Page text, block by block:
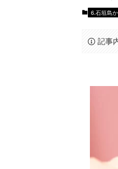
6.石垣島
記事